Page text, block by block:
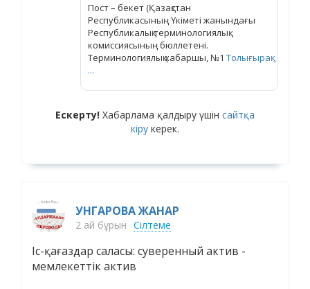
Пост – бекет (Қазақстан
Республикасының Үкіметі жанындағы
Республикалық терминологиялық
комиссиясының бюллетені.
Терминологиялық хабаршы, №1 Толығырақ
...
Ескерту! Хабарлама қалдыру үшін сайтқа
кіру керек.
УНГАРОВА ЖАНАР
2 ай бұрын Сілтеме
Іс-қағаздар саласы: суверенный актив -
мемлекеттік актив